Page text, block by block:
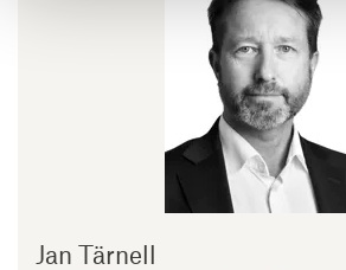
Jan Tärnell